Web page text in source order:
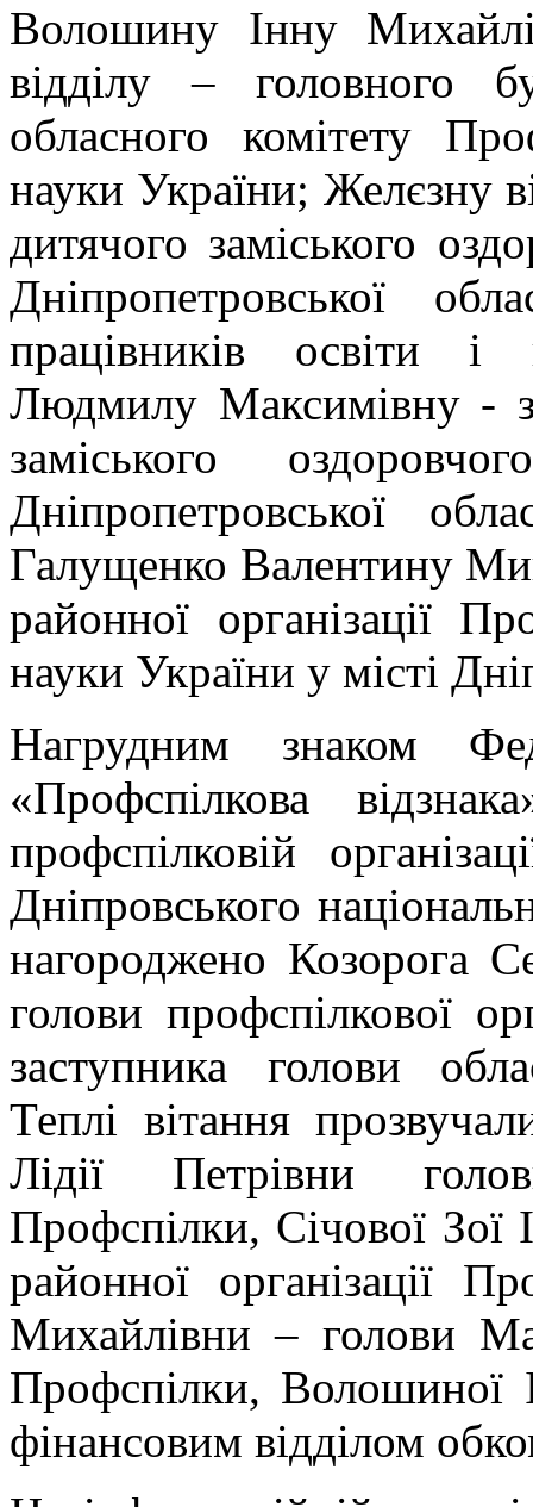
Волошину Інну
відділу – головного
обласного комітету
науки України; Желєзну
дитячого заміського
Дніпропетровської
працівників освіти
Людмилу Максимівну -
заміського
Дніпропетровської
Галущенко Валентину
районної організації
науки України у місті
Нагрудним знаком
«Профспілкова
профспілковій
Дніпровського
нагороджено Козорога
голови профспілкової
заступника голови
Теплі вітання
Лідії Петрівни
Профспілки, Січової Зої
районної організації
Михайлівни – голови
Профспілки, Волошиної
фінансовим відділом